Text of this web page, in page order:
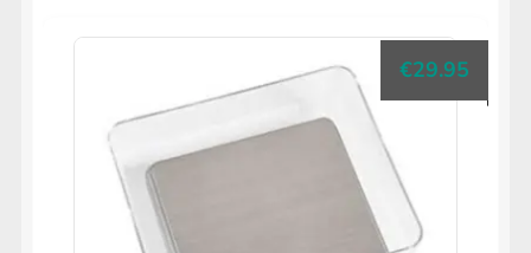
€29.95